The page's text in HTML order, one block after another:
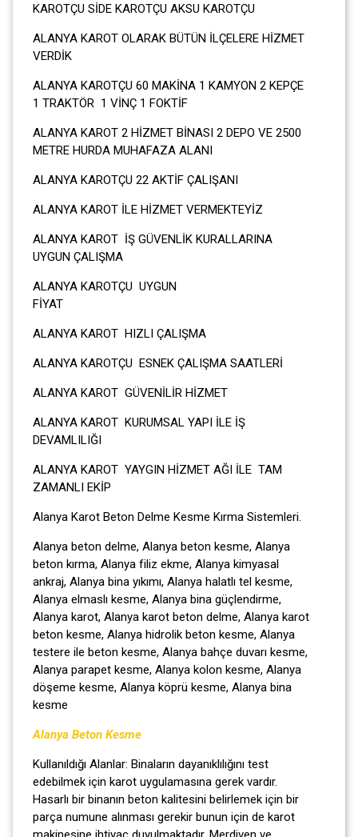
KAROTÇU SİDE KAROTÇU AKSU KAROTÇU
ALANYA KAROT OLARAK BÜTÜN İLÇELERE HİZMET
VERDİK
ALANYA KAROTÇU 60 MAKİNA 1 KAMYON 2 KEPÇE
1 TRAKTÖR 1 VİNÇ 1 FOKTİF
ALANYA KAROT 2 HİZMET BİNASI 2 DEPO VE 2500
METRE HURDA MUHAFAZA ALANI
ALANYA KAROTÇU 22 AKTİF ÇALIŞANI
ALANYA KAROT İLE HİZMET VERMEKTEYİZ
ALANYA KAROT İŞ GÜVENLİK KURALLARINA
UYGUN ÇALIŞMA
ALANYA KAROTÇU UYGUN
ALANYA KAROT HIZLI ÇALIŞMA
ALANYA KAROTÇU ESNEK ÇALIŞMA SAATLERİ
ALANYA KAROT GÜVENİLİR HİZMET
ALANYA KAROT KURUMSAL YAPI İLE İŞ
DEVAMLILIĞI
ALANYA KAROT YAYGIN HİZMET AĞI İLE TAM
ZAMANLI EKİP
Alanya Karot Beton Delme Kesme Kırma Sistemleri.
Alanya beton delme, Alanya beton kesme, Alanya
beton kırma, Alanya filiz ekme, Alanya kimyasal
ankraj, Alanya bina yıkımı, Alanya halatlı tel kesme,
Alanya elmaslı kesme, Alanya bina güçlendirme,
Alanya karot, Alanya karot beton delme, Alanya karot
beton kesme, Alanya hidrolik beton kesme, Alanya
testere ile beton kesme, Alanya bahçe duvarı kesme,
Alanya parapet kesme, Alanya kolon kesme, Alanya
döşeme kesme, Alanya köprü kesme, Alanya bina
kesme
Alanya Beton Kesme
Kullanıldığı Alanlar: Binaların dayanıklılığını test
edebilmek için karot uygulamasına gerek vardır.
Hasarlı bir binanın beton kalitesini belirlemek için bir
parça numune alınması gerekir bunun için de karot